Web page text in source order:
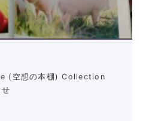
(空想の本棚) Collection